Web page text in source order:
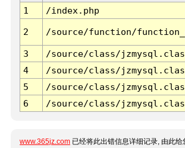
1
/index.php
2 /source/function/
3 /source/class/
4
/source/class/
5
/source/class/
6
/source/class/
www.365jz.com 已经将此出错信息详细记录, 由此